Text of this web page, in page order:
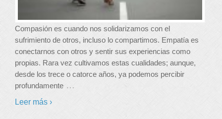
Compasión es cuando nos solidarizamos con el
sufrimiento de otros, incluso lo compartimos. Empatía es
conectarnos con otros y sentir sus experiencias como
propias. Rara vez cultivamos estas cualidades; aunque,
desde los trece o catorce años, ya podemos percibir
profundamente …
Leer más ›